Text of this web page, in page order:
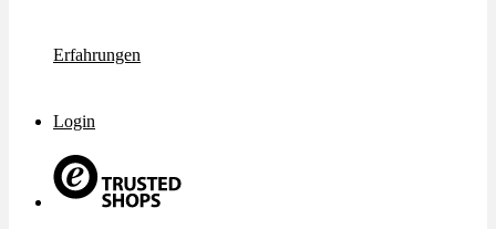
Erfahrungen
Login